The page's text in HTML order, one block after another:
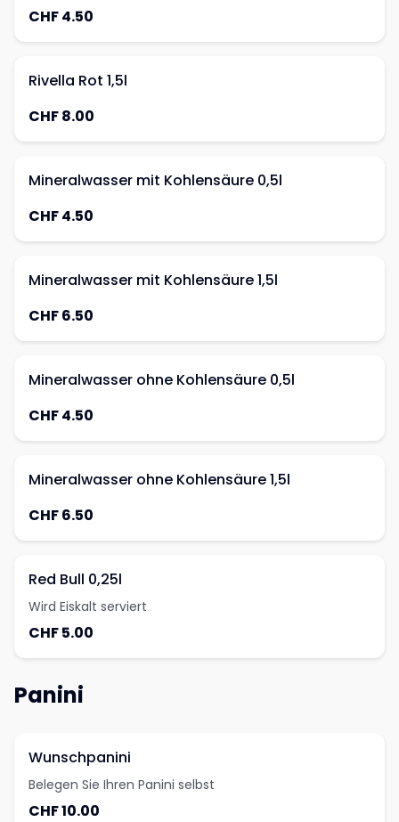
CHF 4.50
Rivella Rot 1,5l
CHF 8.00
Mineralwasser mit Kohlensäure 0,5l
CHF 4.50
Mineralwasser mit Kohlensäure 1,5l
CHF 6.50
Mineralwasser ohne Kohlensäure 0,5l
CHF 4.50
Mineralwasser ohne Kohlensäure 1,5l
CHF 6.50
Red Bull 0,25l
Wird Eiskalt serviert
CHF 5.00
Panini
Wunschpanini
Belegen Sie Ihren Panini selbst
CHF 10.00